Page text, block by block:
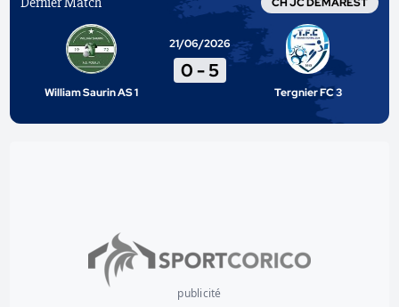
William Saurin AS 1
21/06/2026
0- 5
Tergnier FC 3
publicité